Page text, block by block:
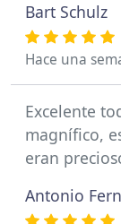
Bart Schulz
Hace una
Excelente
magnífico,
eran
Antonio